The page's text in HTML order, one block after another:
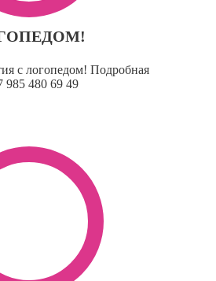
с логопедом! Подробная
985 480 69 49